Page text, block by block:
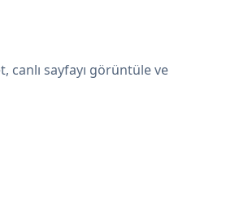
sayfayı görüntüle ve